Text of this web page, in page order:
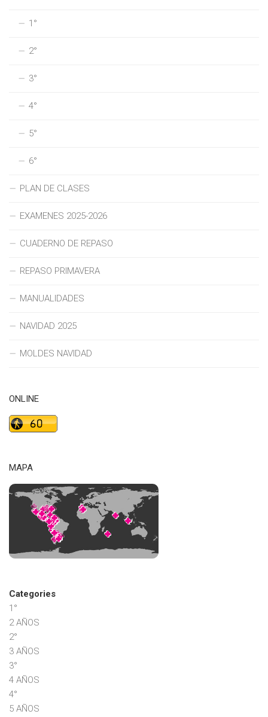
1°
2°
3°
4°
5°
6°
PLAN DE CLASES
EXAMENES 2025-2026
CUADERNO DE REPASO
REPASO PRIMAVERA
MANUALIDADES
NAVIDAD 2025
MOLDES NAVIDAD
ONLINE
MAPA
Categories
1°
2 AÑOS
2°
3 AÑOS
3°
4 AÑOS
4°
5 AÑOS